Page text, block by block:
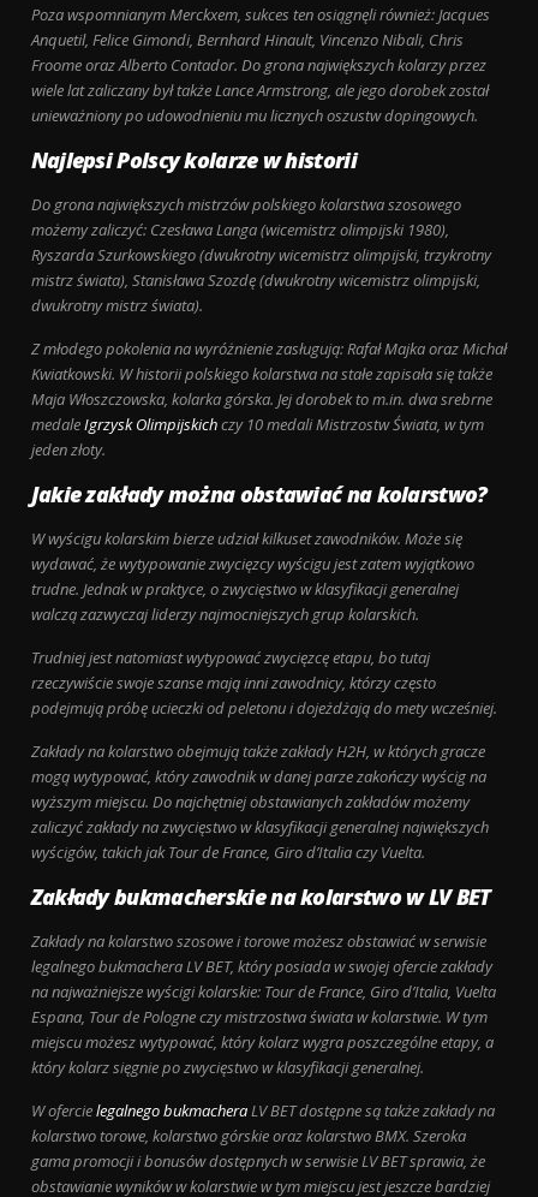
Poza wspomnianym Merckxem, sukces ten osiągnęli również: Jacques
Anquetil, Felice Gimondi, Bernhard Hinault, Vincenzo Nibali, Chris
Froome oraz Alberto Contador. Do grona największych kolarzy przez
wiele lat zaliczany był także Lance Armstrong, ale jego dorobek został
unieważniony po udowodnieniu mu licznych oszustw dopingowych.
Najlepsi Polscy kolarze w historii
Do grona największych mistrzów polskiego kolarstwa szosowego
możemy zaliczyć: Czesława Langa (wicemistrz olimpijski 1980),
Ryszarda Szurkowskiego (dwukrotny wicemistrz olimpijski, trzykrotny
mistrz świata), Stanisława Szozdę (dwukrotny wicemistrz olimpijski,
dwukrotny mistrz świata).
Z młodego pokolenia na wyróżnienie zasługują: Rafał Majka oraz Michał
Kwiatkowski. W historii polskiego kolarstwa na stałe zapisała się także
Maja Włoszczowska, kolarka górska. Jej dorobek to m.in. dwa srebrne
medaleIgrzysk Olimpijskichczy 10 medali Mistrzostw Świata, w tym
jeden złoty.
Jakie zakłady można obstawiać na kolarstwo?
W wyścigu kolarskim bierze udział kilkuset zawodników. Może się
wydawać, że wytypowanie zwycięzcy wyścigu jest zatem wyjątkowo
trudne. Jednak w praktyce, o zwycięstwo w klasyfikacji generalnej
walczą zazwyczaj liderzy najmocniejszych grup kolarskich.
Trudniej jest natomiast wytypować zwycięzcę etapu, bo tutaj
rzeczywiście swoje szanse mają inni zawodnicy, którzy często
podejmują próbę ucieczki od peletonu i dojeżdżają do mety wcześniej.
Zakłady na kolarstwo obejmują także zakłady H2H, w których gracze
mogą wytypować, który zawodnik w danej parze zakończy wyścig na
wyższym miejscu. Do najchętniej obstawianych zakładów możemy
zaliczyć zakłady na zwycięstwo w klasyfikacji generalnej największych
wyścigów, takich jak Tour de France, Giro d’Italia czy Vuelta.
Zakłady bukmacherskie na kolarstwo w LV BET
Zakłady na kolarstwo szosowe i torowe możesz obstawiać w serwisie
legalnego bukmachera LV BET, który posiada w swojej ofercie zakłady
na najważniejsze wyścigi kolarskie: Tour de France, Giro d’Italia, Vuelta
Espana, Tour de Pologne czy mistrzostwa świata w kolarstwie. W tym
miejscu możesz wytypować, który kolarz wygra poszczególne etapy, a
który kolarz sięgnie po zwycięstwo w klasyfikacji generalnej.
W ofercielegalnego bukmacheraLV BET dostępne są także zakłady na
kolarstwo torowe, kolarstwo górskie oraz kolarstwo BMX. Szeroka
gama promocji i bonusów dostępnych w serwisie LV BET sprawia, że
obstawianie wyników w kolarstwie w tym miejscu jest jeszcze bardziej